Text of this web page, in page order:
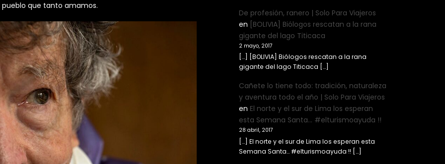
pueblo que tanto amamos.
De profesión, ranero | Solo Para Viajeros
en [BOLIVIA] Biólogos rescatan a la rana
gigante del lago Titicaca
2 mayo, 2017
[…] [BOLIVIA] Biólogos rescatan a la rana
gigante del lago Titicaca […]
Cañete lo tiene todo: tradición, naturaleza
y aventura todo el año | Solo Para Viajeros
en El norte y el sur de Lima los esperan
esta Semana Santa… #elturismoayuda !!
28 abril, 2017
[…] El norte y el sur de Lima los esperan esta
Semana Santa… #elturismoayuda !! […]